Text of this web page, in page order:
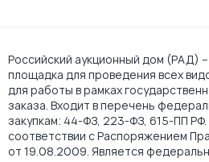
Российский аукционный дом (РАД)
площадка для проведения всех
для работы в рамках
заказа. Входит в перечень
закупкам: 44-ФЗ, 223-ФЗ, 615-ПП
соответствии с Распоряжением
от 19.08.2009. Является